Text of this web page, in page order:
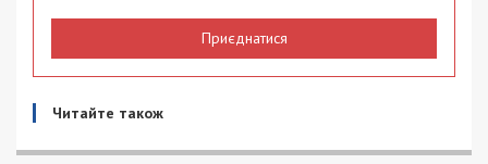
Приєднатися
Читайте також